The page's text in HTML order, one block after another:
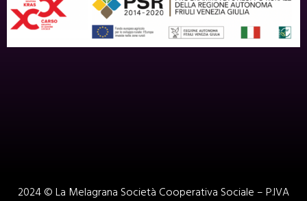
2024 © La Melagrana Società Cooperativa Sociale – P.IVA